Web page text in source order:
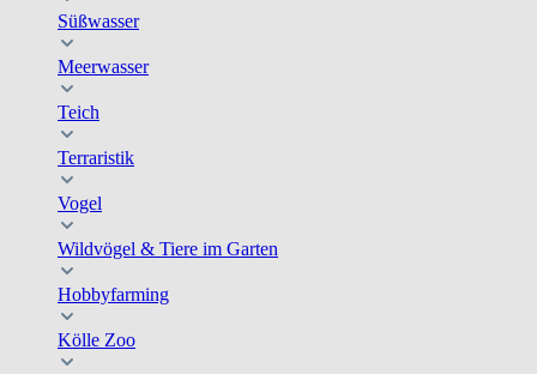
Süßwasser
Meerwasser
Teich
Terraristik
Vogel
Wildvögel & Tiere im Garten
Hobbyfarming
Kölle Zoo